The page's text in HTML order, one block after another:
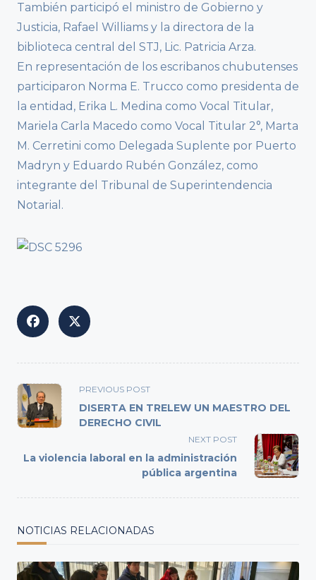
También participó el ministro de Gobierno y
Justicia, Rafael Williams y la directora de la
biblioteca central del STJ, Lic. Patricia Arza.
En representación de los escribanos chubutenses
participaron Norma E. Trucco como presidenta de
la entidad, Erika L. Medina como Vocal Titular,
Mariela Carla Macedo como Vocal Titular 2°, Marta
M. Cerretini como Delegada Suplente por Puerto
Madryn y Eduardo Rubén González, como
integrante del Tribunal de Superintendencia
Notarial.
<span
class="nav-
subtitle
reader-
PREVIOUS POST
DISERTA EN TRELEW UN MAESTRO DEL
DERECHO CIVIL
NEXT POST
La violencia laboral en la administración
pública argentina
NOTICIAS RELACIONADAS